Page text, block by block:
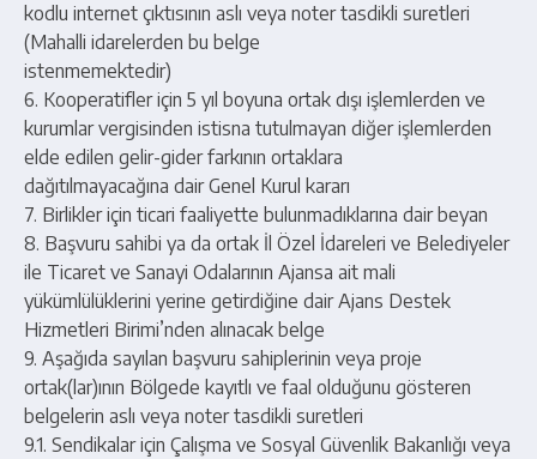
kodlu internet çıktısının aslı veya noter tasdikli suretleri
(Mahalli idarelerden bu belge
istenmemektedir)
6. Kooperatifler için 5 yıl boyuna ortak dışı işlemlerden ve
kurumlar vergisinden istisna tutulmayan diğer işlemlerden
elde edilen gelir-gider farkının ortaklara
dağıtılmayacağına dair Genel Kurul kararı
7. Birlikler için ticari faaliyette bulunmadıklarına dair beyan
8. Başvuru sahibi ya da ortak İl Özel İdareleri ve Belediyeler
ile Ticaret ve Sanayi Odalarının Ajansa ait mali
yükümlülüklerini yerine getirdiğine dair Ajans Destek
Hizmetleri Birimi’nden alınacak belge
9. Aşağıda sayılan başvuru sahiplerinin veya proje
ortak(lar)ının Bölgede kayıtlı ve faal olduğunu gösteren
belgelerin aslı veya noter tasdikli suretleri
9.1. Sendikalar için Çalışma ve Sosyal Güvenlik Bakanlığı veya